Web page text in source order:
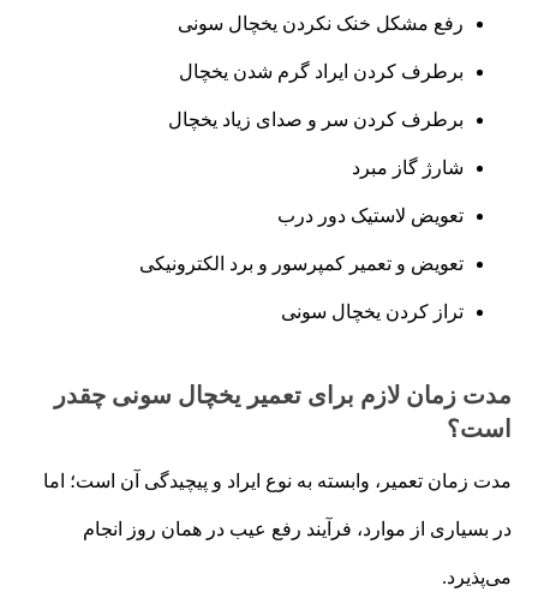
رفع مشکل خنک نکردن یخچال سونی
برطرف کردن ایراد گرم شدن یخچال
برطرف کردن سر و صدای زیاد یخچال
شارژ گاز مبرد
تعویض لاستیک دور درب
تعویض و تعمیر کمپرسور و برد الکترونیکی
تراز کردن یخچال سونی
مدت‌ زمان لازم برای تعمیر یخچال سونی چقدر
است؟
مدت زمان تعمیر، وابسته به نوع ایراد و پیچیدگی آن است؛ اما
در بسیاری از موارد، فرآیند رفع عیب در همان روز انجام
می‌پذیرد.